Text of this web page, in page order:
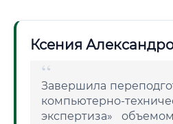
Ксения
Завершила
компьютерно-
экспертиза»